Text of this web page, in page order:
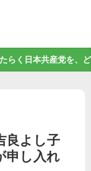
らく日本共産党を、
良よし子
申し入れ